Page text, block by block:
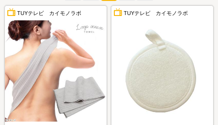
TUYテレビ カイモノラボ TUYテレビ カイモノラボ